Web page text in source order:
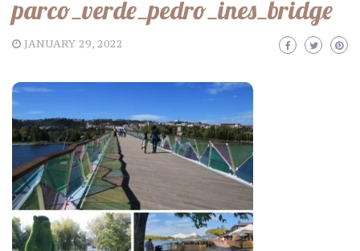
parco_verde_pedro_ines_bridge
JANUARY 29, 2022